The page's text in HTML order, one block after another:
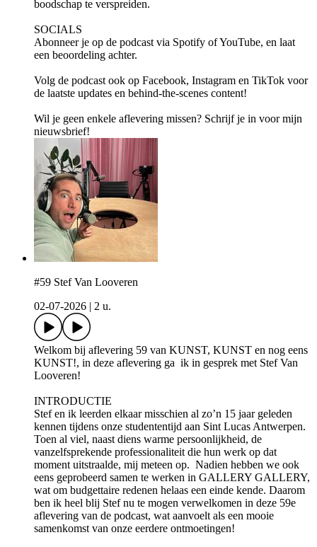
boodschap te verspreiden.
SOCIALS
Abonneer je op de podcast via ⁠⁠⁠⁠⁠⁠⁠⁠⁠⁠⁠⁠⁠⁠⁠⁠⁠⁠⁠⁠⁠Spotify⁠⁠⁠⁠⁠⁠⁠⁠⁠⁠⁠⁠⁠⁠⁠⁠⁠⁠⁠⁠⁠ of ⁠⁠⁠⁠⁠⁠⁠⁠⁠⁠⁠⁠⁠⁠⁠⁠⁠⁠⁠⁠⁠YouTube⁠⁠⁠⁠⁠⁠⁠⁠⁠⁠⁠⁠⁠⁠⁠⁠⁠⁠⁠⁠⁠, en laat
een beoordeling achter.
Volg de podcast ook op ⁠⁠⁠⁠⁠⁠⁠⁠⁠⁠⁠⁠⁠⁠⁠⁠⁠⁠⁠⁠⁠Facebook⁠⁠⁠⁠⁠⁠⁠⁠⁠⁠⁠⁠⁠⁠⁠⁠⁠⁠⁠⁠⁠, ⁠⁠⁠⁠⁠⁠⁠⁠⁠⁠⁠⁠⁠⁠⁠⁠⁠⁠⁠⁠⁠Instagram⁠⁠⁠⁠⁠⁠⁠⁠⁠⁠⁠⁠⁠⁠⁠⁠⁠⁠⁠⁠⁠ en ⁠⁠⁠⁠⁠⁠⁠⁠⁠⁠⁠⁠⁠⁠⁠⁠⁠⁠⁠⁠⁠TikTok⁠⁠⁠⁠⁠⁠⁠⁠⁠⁠⁠⁠⁠⁠⁠⁠⁠⁠⁠⁠⁠ voor
de laatste updates en behind-the-scenes content!
Wil je geen enkele aflevering missen? Schrijf je in voor mijn
⁠⁠⁠⁠⁠⁠⁠⁠⁠⁠⁠⁠⁠⁠⁠⁠⁠⁠⁠⁠⁠nieuwsbrief⁠⁠⁠⁠⁠⁠⁠⁠⁠⁠⁠⁠⁠⁠⁠⁠⁠⁠⁠⁠⁠!
#59 Stef Van Looveren
02-07-2026
2 u.
Welkom bij aflevering 59 van KUNST, KUNST en nog eens
KUNST!, in deze aflevering ga ik in gesprek met Stef Van
Looveren!
INTRODUCTIE
Stef en ik leerden elkaar misschien al zo’n 15 jaar geleden
kennen tijdens onze studententijd aan Sint Lucas Antwerpen.
Toen al viel, naast diens warme persoonlijkheid, de
vanzelfsprekende professionaliteit die hun werk op dat
moment uitstraalde, mij meteen op. Nadien hebben we ook
eens geprobeerd samen te werken in GALLERY GALLERY,
wat om budgettaire redenen helaas een einde kende. Daarom
ben ik heel blij Stef nu te mogen verwelkomen in deze 59e
aflevering van de podcast, wat aanvoelt als een mooie
samenkomst van onze eerdere ontmoetingen!